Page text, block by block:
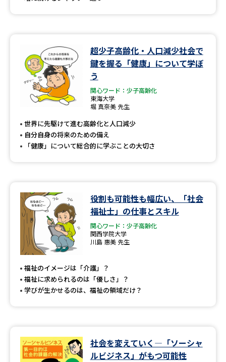
オープンキャンパス検索 実施プログラムから探す
来場型・Web型イベント特集
受験準備
先輩が入学を決めた理由 テレメール全国一斉進学調査
新生活お役立ちガイド
学問発見
学問のミニ講義「夢ナビ講義」 学問分野解説
超少子高齢化・人口減少社会で
鍵を握る「健康」について学ぼ
う
関心ワード：少子高齢化
東海大学
堀 真奈美 先生
世界に先駆けて進む高齢化と人口減少
自分自身の将来のための備え
「健康」について総合的に学ぶことの大切さ
役割も可能性も幅広い、「社会
福祉士」の仕事とスキル
関心ワード：少子高齢化
関西学院大学
川島 惠美 先生
福祉のイメージは「介護」？
福祉に求められるのは「優しさ」？
学びが生かせるのは、福祉の領域だけ？
社会を変えていく―「ソーシャ
ルビジネス」がもつ可能性